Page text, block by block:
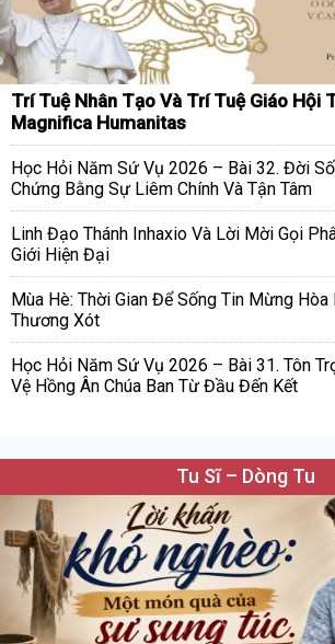
Trí Tuệ Nhân Tạo Và Trí Tuệ Giáo Hội
Magnifica Humanitas
Học Hỏi Năm Sứ Vụ 2026 – Bài 32. Đời
Chứng Bằng Sự Liêm Chính Và Tận Tâm
Linh Đạo Thánh Inhaxio Và Lời Mời Gọi
Giới Hiện Đại
Mùa Hè: Thời Gian Để Sống Tin Mừng Hòa
Thương Xót
Học Hỏi Năm Sứ Vụ 2026 – Bài 31. Tôn
Vệ Hồng Ân Chúa Ban Từ Đầu Đến Kết
Tu Sĩ – Dòng Tu